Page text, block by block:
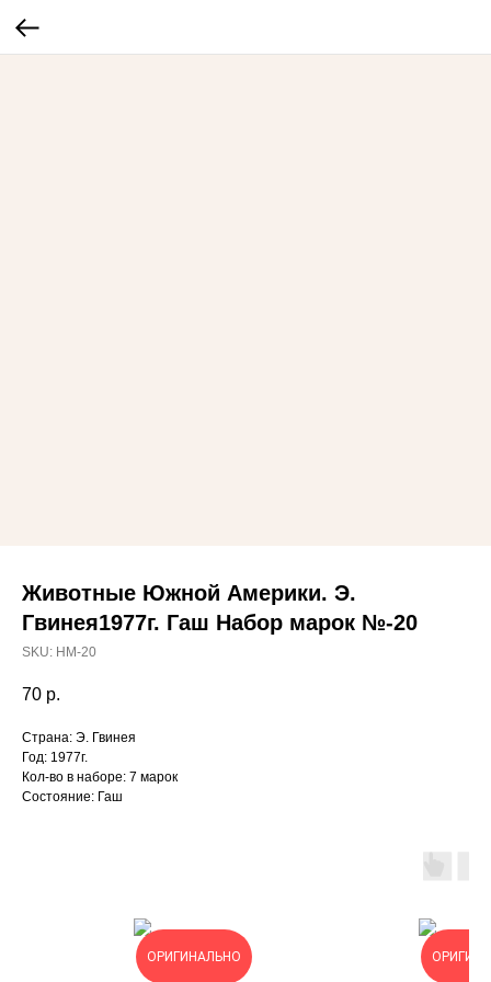
Животные Южной Америки. Э.
Гвинея1977г. Гаш Набор марок №-20
SKU: НМ-20
70 р.
Страна: Э. Гвинея
Год: 1977г.
Кол-во в наборе: 7 марок
Состояние: Гаш
ОРИГИНАЛЬНО